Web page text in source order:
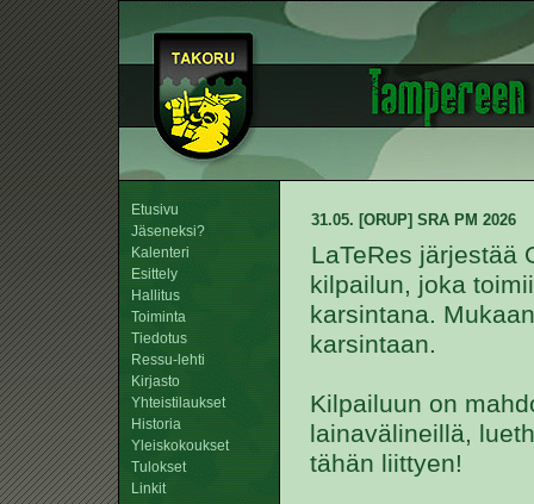
Etusivu
Jäseneksi?
Kalenteri
Esittely
Hallitus
Toiminta
Tiedotus
Ressu-lehti
Kirjasto
Yhteistilaukset
Historia
Yleiskokoukset
Tulokset
Linkit
31.05. [ORUP] SRA PM 2026
LaTeRes järjestää
kilpailun, joka
karsintana.
karsintaan.
Kilpailuun on
lainavälineillä,
tähän liittyen!